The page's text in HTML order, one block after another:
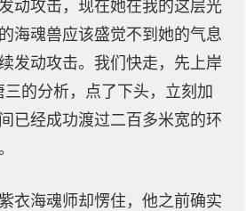
动攻击，现在她在我的这层光
海魂兽应该盛觉不到她的气息
发动攻击。我们快走，先上岸
的分析，点了下头，立刻加
已经成功渡过二百多米宽的环
衣海魂师却愣住，他之前确实